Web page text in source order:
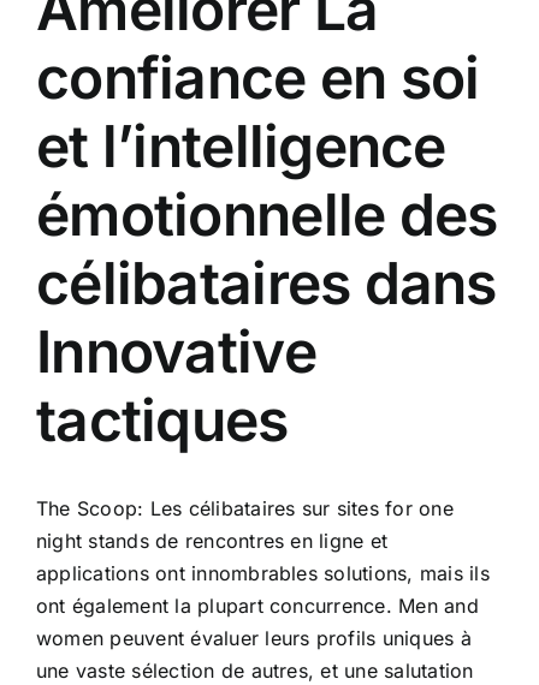
confiance en soi
et l’intelligence
émotionnelle des
célibataires dans
Innovative
tactiques
The Scoop: Les célibataires sur sites for one
night standsde rencontres en ligne et
applications ont innombrables solutions, mais ils
ont également la plupart concurrence. Men and
women peuvent évaluer leurs profils uniques à
une vaste sélection de autres, et une salutation